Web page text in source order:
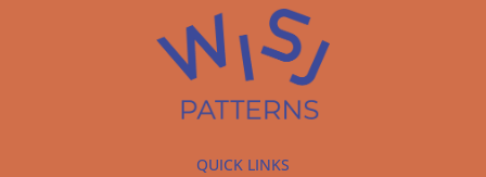
QUICK LINKS